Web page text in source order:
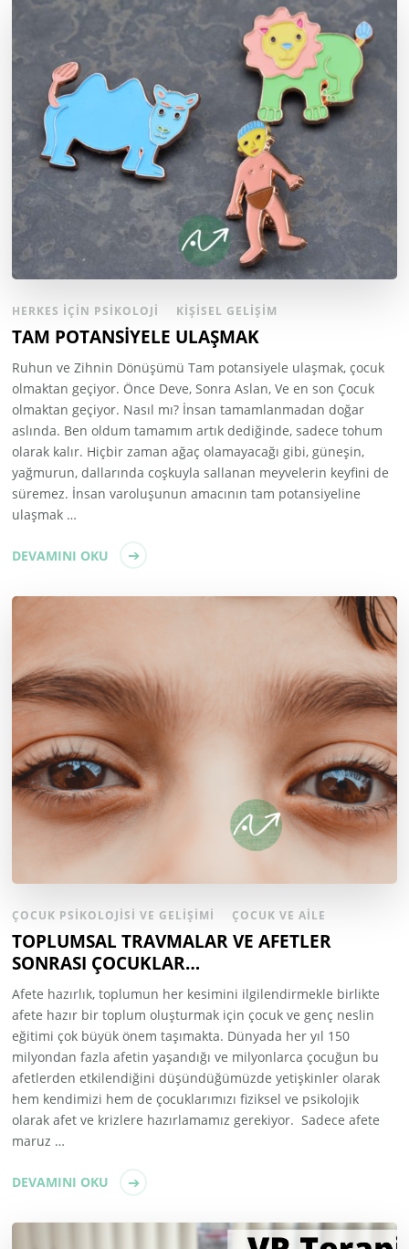
HERKES İÇIN PSIKOLOJI KIŞISEL GELIŞIM
TAM POTANSİYELE ULAŞMAK
Ruhun ve Zihnin Dönüşümü Tam potansiyele ulaşmak, çocuk
olmaktan geçiyor. Önce Deve, Sonra Aslan, Ve en son Çocuk
olmaktan geçiyor. Nasıl mı? İnsan tamamlanmadan doğar
aslında. Ben oldum tamamım artık dediğinde, sadece tohum
olarak kalır. Hiçbir zaman ağaç olamayacağı gibi, güneşin,
yağmurun, dallarında coşkuyla sallanan meyvelerin keyfini de
süremez. İnsan varoluşunun amacının tam potansiyeline
ulaşmak …
DEVAMINI OKU
ÇOCUK PSIKOLOJISI VE GELIŞIMI ÇOCUK VE AILE
TOPLUMSAL TRAVMALAR VE AFETLER
SONRASI ÇOCUKLAR…
Afete hazırlık, toplumun her kesimini ilgilendirmekle birlikte
afete hazır bir toplum oluşturmak için çocuk ve genç neslin
eğitimi çok büyük önem taşımakta. Dünyada her yıl 150
milyondan fazla afetin yaşandığı ve milyonlarca çocuğun bu
afetlerden etkilendiğini düşündüğümüzde yetişkinler olarak
hem kendimizi hem de çocuklarımızı fiziksel ve psikolojik
olarak afet ve krizlere hazırlamamız gerekiyor. Sadece afete
maruz …
DEVAMINI OKU